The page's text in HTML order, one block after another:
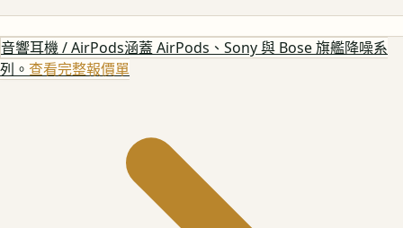
音響耳機 / AirPods涵蓋 AirPods、Sony 與 Bose 旗艦降噪系
列。 查看完整報價單